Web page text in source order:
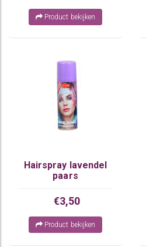
Product bekijken
Hairspray lavendel
paars
€3,50
Product bekijken